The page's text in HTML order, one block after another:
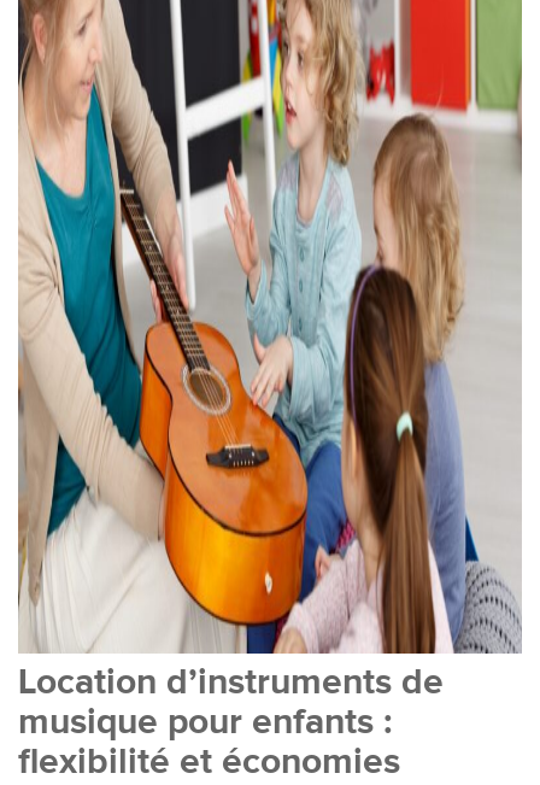
Location d’instruments de
musique pour enfants :
flexibilité et économies